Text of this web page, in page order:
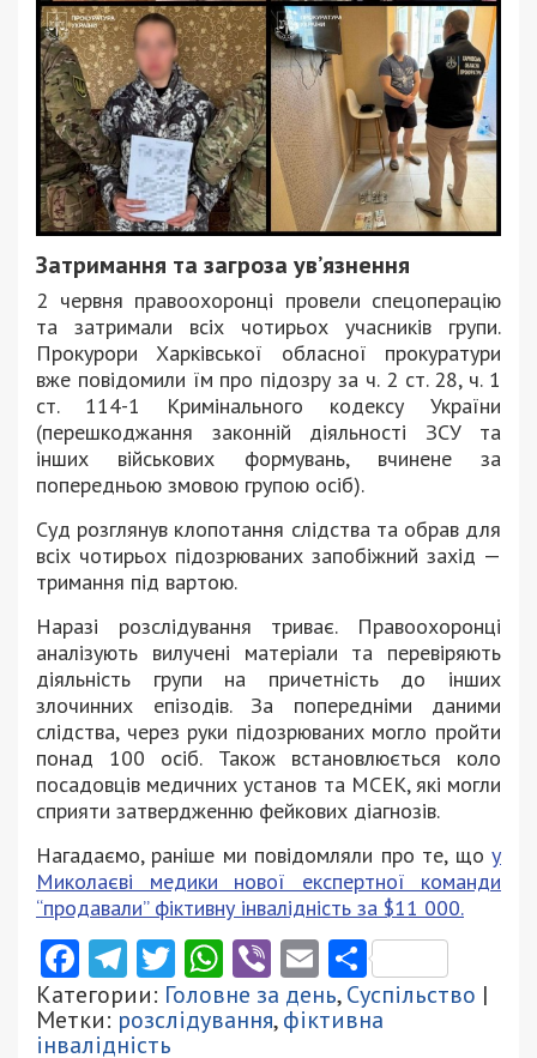
Затримання та загроза ув’язнення
2 червня правоохоронці провели спецоперацію
та затримали всіх чотирьох учасників групи.
Прокурори Харківської обласної прокуратури
вже повідомили їм про підозру за ч. 2 ст. 28, ч. 1
ст. 114-1 Кримінального кодексу України
(перешкоджання законній діяльності ЗСУ та
інших військових формувань, вчинене за
попередньою змовою групою осіб).
Суд розглянув клопотання слідства та обрав для
всіх чотирьох підозрюваних запобіжний захід —
тримання під вартою.
Наразі розслідування триває. Правоохоронці
аналізують вилучені матеріали та перевіряють
діяльність групи на причетність до інших
злочинних епізодів. За попередніми даними
слідства, через руки підозрюваних могло пройти
понад 100 осіб. Також встановлюється коло
посадовців медичних установ та МСЕК, які могли
сприяти затвердженню фейкових діагнозів.
Нагадаємо, раніше ми повідомляли про те, що у
Миколаєві медики нової експертної команди
“продавали” фіктивну інвалідність за $11 000.
Facebook
Telegram
Twitter
WhatsApp
ViberEmail
Категории: Головне за день,Суспільство |
Метки: розслідування,фіктивна
інвалідність